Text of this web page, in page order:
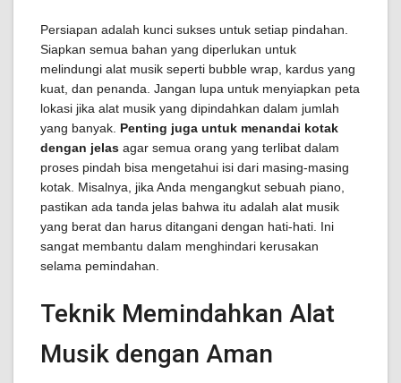
Persiapan adalah kunci sukses untuk setiap pindahan.
Siapkan semua bahan yang diperlukan untuk
melindungi alat musik seperti bubble wrap, kardus yang
kuat, dan penanda. Jangan lupa untuk menyiapkan peta
lokasi jika alat musik yang dipindahkan dalam jumlah
yang banyak. Penting juga untuk menandai kotak
dengan jelas agar semua orang yang terlibat dalam
proses pindah bisa mengetahui isi dari masing-masing
kotak. Misalnya, jika Anda mengangkut sebuah piano,
pastikan ada tanda jelas bahwa itu adalah alat musik
yang berat dan harus ditangani dengan hati-hati. Ini
sangat membantu dalam menghindari kerusakan
selama pemindahan.
Teknik Memindahkan Alat
Musik dengan Aman